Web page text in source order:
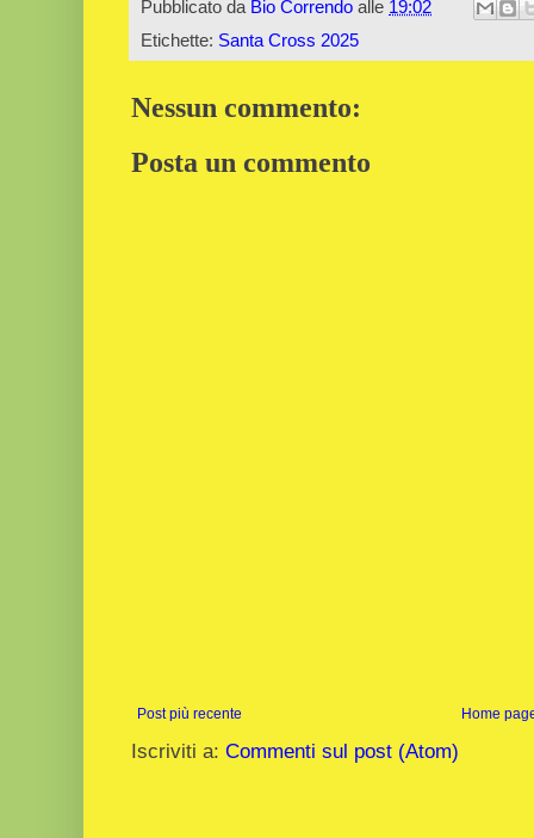
Pubblicato da Bio Correndo alle 19:02
Etichette: Santa Cross 2025
Nessun commento:
Posta un commento
Post più recente Home
Iscriviti a: Commenti sul post (Atom)